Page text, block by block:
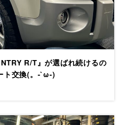
R/T』が選ばれ続けるの
ト交換(。-`ω-)